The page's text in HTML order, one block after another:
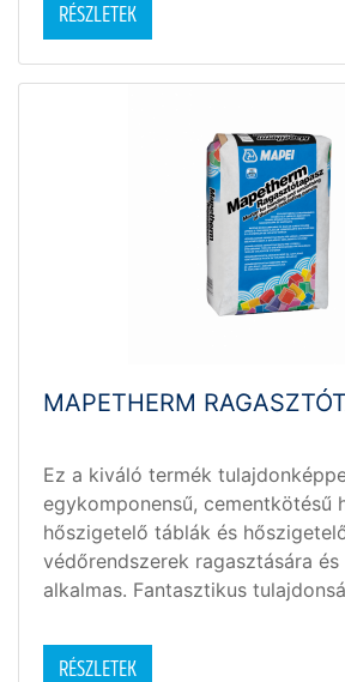
RÉSZLETEK
MAPETHERM
Ez a kiváló termék
egykomponensű, cementkötésű
hőszigetelő táblák és
védőrendszerek ragasztására és
alkalmas. Fantasztikus
ásványgyapot, extrudált vagy
polisztriol) hőszigetelési táblát
RÉSZLETEK